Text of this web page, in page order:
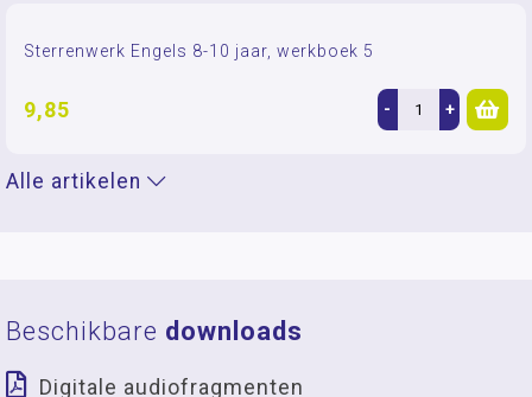
Sterrenwerk Engels 8-10 jaar, werkboek 5
9,85 - +
Alle artikelen
Beschikbare downloads
Digitale audiofragmenten